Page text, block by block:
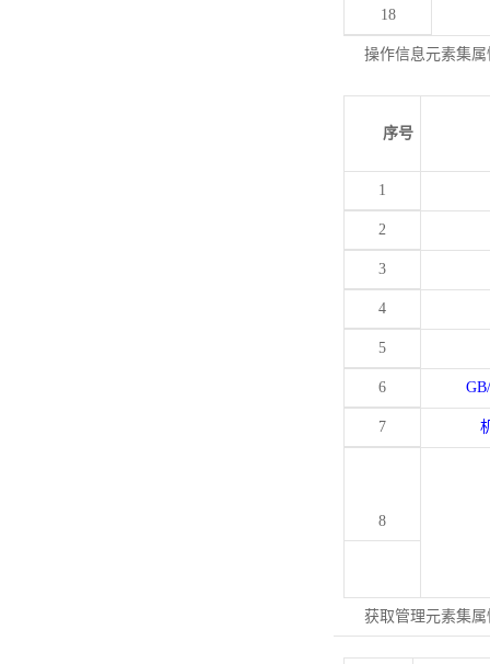
18
操作信息元素集
序号
1
2
3
4
5
6
7
8
获取管理元素集